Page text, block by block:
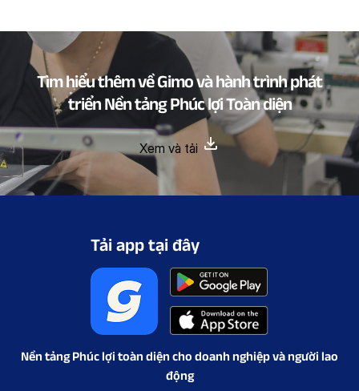
Tìm hiểu thêm về Gimo và hành trình phát
triển Nền tảng Phúc lợi Toàn diện
Xem và tải
Tải app tại đây
Nền tảng Phúc lợi toàn diện cho doanh nghiệp và người lao
động